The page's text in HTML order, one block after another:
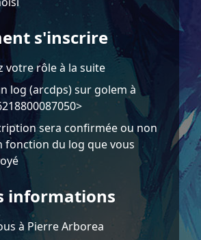
s'inscrire
votre rôle à la suite
log (arcdps) sur golem à
sera confirmée ou non
fonction du log que vous
informations
à Pierre Arborea